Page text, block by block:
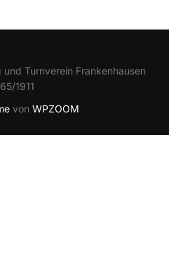
Turnverein Frankenhausen
1911
von WPZOOM